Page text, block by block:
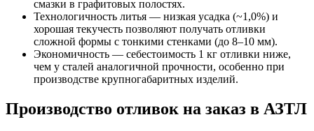
смазки в графитовых полостях.
Технологичность литья — низкая усадка (~1,0%) и
хорошая текучесть позволяют получать отливки
сложной формы с тонкими стенками (до 8–10 мм).
Экономичность — себестоимость 1 кг отливки ниже,
чем у сталей аналогичной прочности, особенно при
производстве крупногабаритных изделий.
Производство отливок на заказ в АЗТЛ